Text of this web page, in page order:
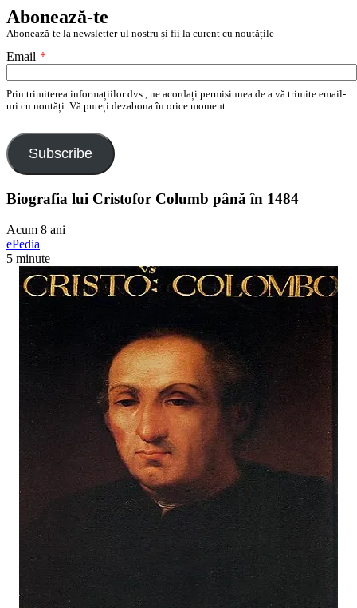
Abonează-te
Abonează-te la newsletter-ul nostru și fii la curent cu noutățile
Email *
Prin trimiterea informațiilor dvs., ne acordați permisiunea de a vă trimite email-
uri cu noutăți. Vă puteți dezabona în orice moment.
Subscribe
Biografia lui Cristofor Columb până în 1484
Acum 8 ani
ePedia
5 minute